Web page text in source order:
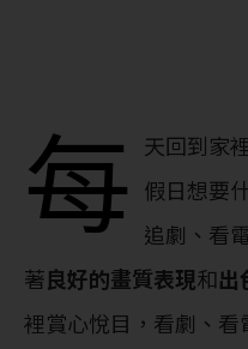
每 天回到家
假日想要
追劇、看
著良好的畫質表現和出
裡賞心悅目，看劇、